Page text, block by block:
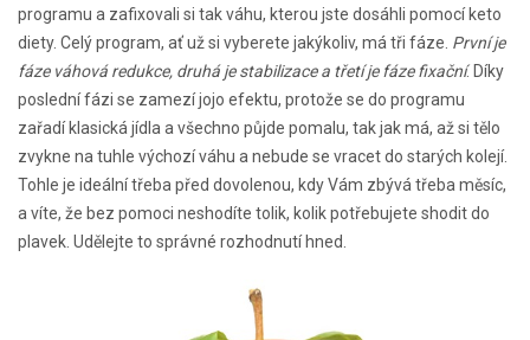
programu a zafixovali si tak váhu, kterou jste dosáhli pomocí keto
diety. Celý program, ať už si vyberete jakýkoliv, má tři fáze. První je
fáze váhová redukce, druhá je stabilizace a třetí je fáze fixační. Díky
poslední fázi se zamezí jojo efektu, protože se do programu
zařadí klasická jídla a všechno půjde pomalu, tak jak má, až si tělo
zvykne na tuhle výchozí váhu a nebude se vracet do starých kolejí.
Tohle je ideální třeba před dovolenou, kdy Vám zbývá třeba měsíc,
a víte, že bez pomoci neshodíte tolik, kolik potřebujete shodit do
plavek. Udělejte to správné rozhodnutí hned.